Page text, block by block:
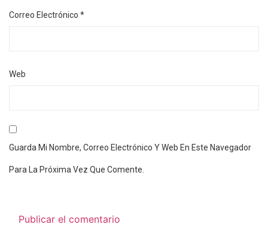
Correo Electrónico *
Web
Guarda Mi Nombre, Correo Electrónico Y Web En Este Navegador
Para La Próxima Vez Que Comente.